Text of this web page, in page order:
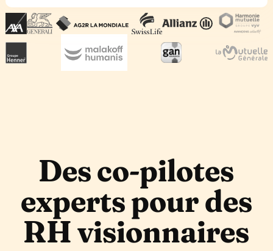
Des co-pilotes
experts pour des
RH visionnaires